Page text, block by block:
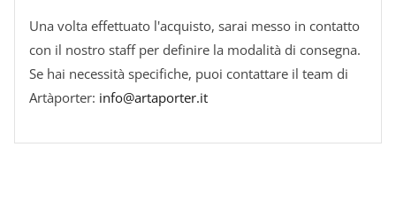
Una volta effettuato l'acquisto, sarai messo in contatto
con il nostro staff per definire la modalità di consegna.
Se hai necessità specifiche, puoi contattare il team di
Artàporter: info@artaporter.it